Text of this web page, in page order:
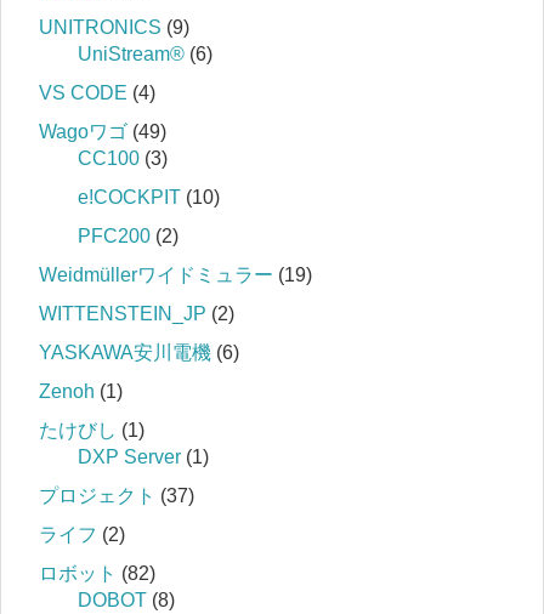
UNITRONICS (9)
UniStream® (6)
VS CODE (4)
Wagoワゴ (49)
CC100 (3)
e!COCKPIT (10)
PFC200 (2)
Weidmüllerワイドミュラー (19)
WITTENSTEIN_JP (2)
YASKAWA安川電機 (6)
Zenoh (1)
たけびし (1)
DXP Server (1)
プロジェクト (37)
ライフ (2)
ロボット (82)
DOBOT (8)